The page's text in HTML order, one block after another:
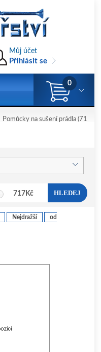
Můj účet
Přihlásit se
0
Pomůcky na sušení prádla (71
717 Kč HLEDEJ
Nejdražší
od